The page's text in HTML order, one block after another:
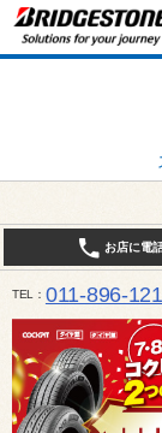
お店に電
TEL 011-896-
平日・日・祝日：作業受
受け出来ない場合がご
日：2026年